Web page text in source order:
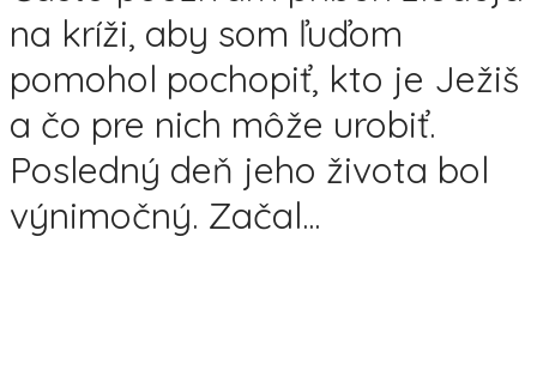
na kríži, aby som ľuďom
pomohol pochopiť, kto je Ježiš
a čo pre nich môže urobiť.
Posledný deň jeho života bol
výnimočný. Začal...